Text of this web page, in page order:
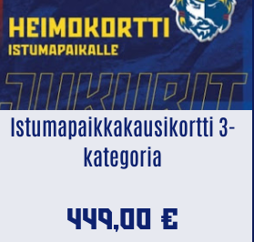
Istumapaikkakausikortti 3-
kategoria
449,00 €